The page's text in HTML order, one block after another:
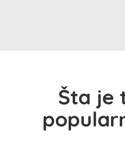
Šta je